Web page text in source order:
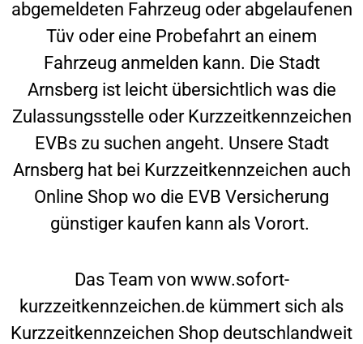
abgemeldeten Fahrzeug oder abgelaufenen
Tüv oder eine Probefahrt an einem
Fahrzeug anmelden kann. Die Stadt
Arnsberg ist leicht übersichtlich was die
Zulassungsstelle oder Kurzzeitkennzeichen
EVBs zu suchen angeht. Unsere Stadt
Arnsberg hat bei Kurzzeitkennzeichen auch
Online Shop wo die EVB Versicherung
günstiger kaufen kann als Vorort.
Das Team von www.sofort-
kurzzeitkennzeichen.de kümmert sich als
Kurzzeitkennzeichen Shop deutschlandweit